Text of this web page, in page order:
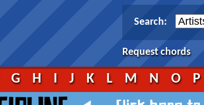
Search:
Request chords
G H I J K L M N O P